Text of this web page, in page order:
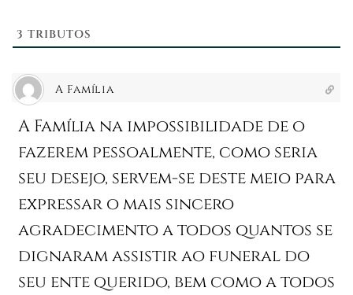
3 TRIBUTOS
A Família
A Família na impossibilidade de o
fazerem pessoalmente, como seria
seu desejo, servem-se deste meio para
expressar o mais sincero
agradecimento a todos quantos se
dignaram assistir ao funeral do
seu ente querido, bem como a todos